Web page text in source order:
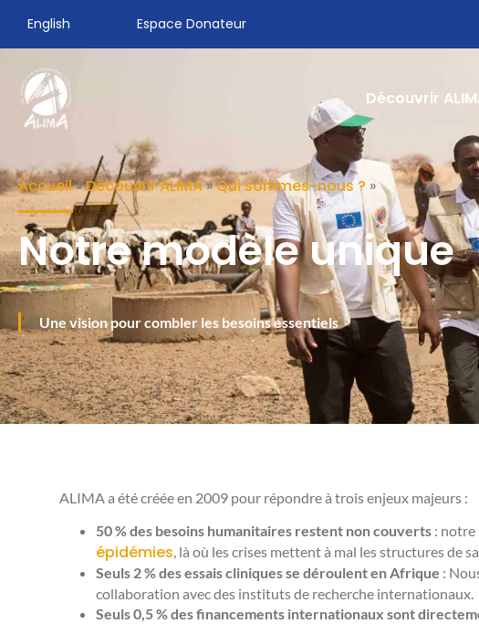
English Espace Donateur
Découvrir
Accueil»Découvrir ALIMA»Qui sommes-nous ? »
Notre modèle unique
Une vision pour combler les besoins essentiels
ALIMA a été créée en 2009 pour répondre à trois enjeux majeurs :
50 % des besoins humanitaires restent non couverts : notre
épidémies, là où les crises mettent à mal les structures de
Seuls 2 % des essais cliniques se déroulent en Afrique :
collaboration avec des instituts de recherche internationaux.
Seuls 0,5 % des financements internationaux sont